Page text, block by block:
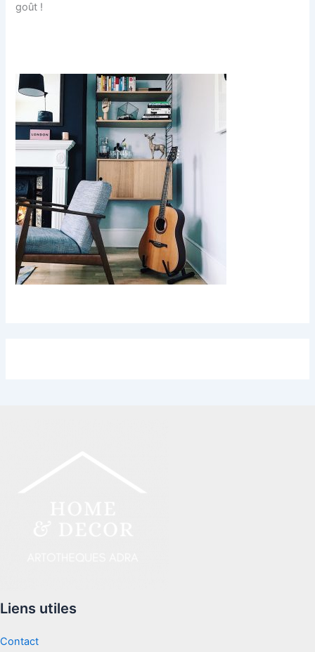
goût !
Liens utiles
Contact